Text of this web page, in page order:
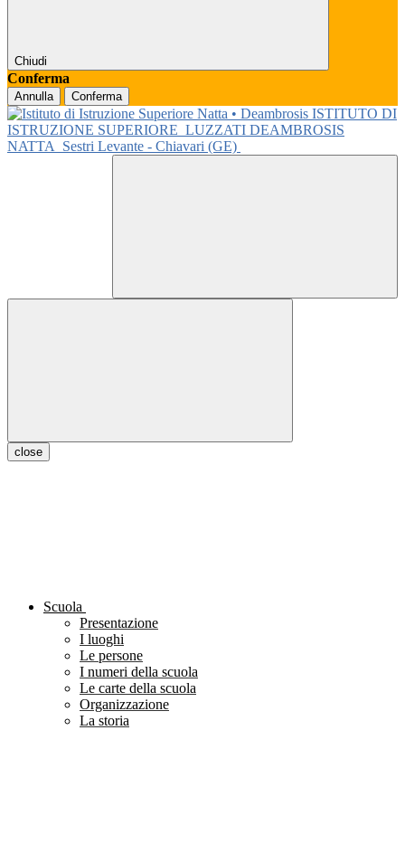
Chiudi
Conferma
Annulla Conferma
ISTITUTO DI
ISTRUZIONE SUPERIORE LUZZATI DEAMBROSIS
NATTA
Sestri Levante - Chiavari (GE)
close
Scuola
Presentazione
I luoghi
Le persone
I numeri della scuola
Le carte della scuola
Organizzazione
La storia